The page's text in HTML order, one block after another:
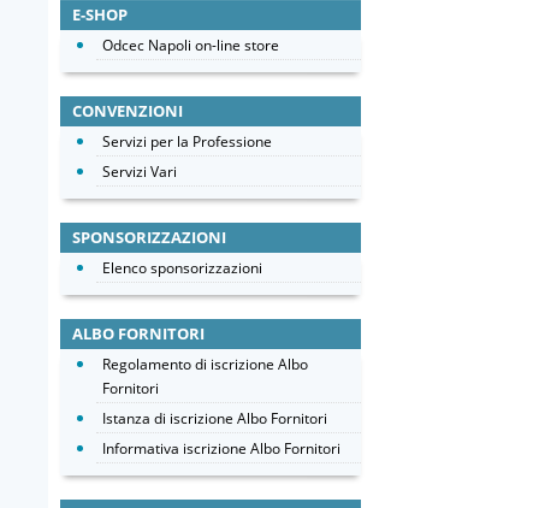
E-SHOP
Odcec Napoli on-line store
CONVENZIONI
Servizi per la Professione
Servizi Vari
SPONSORIZZAZIONI
Elenco sponsorizzazioni
ALBO FORNITORI
Regolamento di iscrizione Albo
Fornitori
Istanza di iscrizione Albo Fornitori
Informativa iscrizione Albo Fornitori